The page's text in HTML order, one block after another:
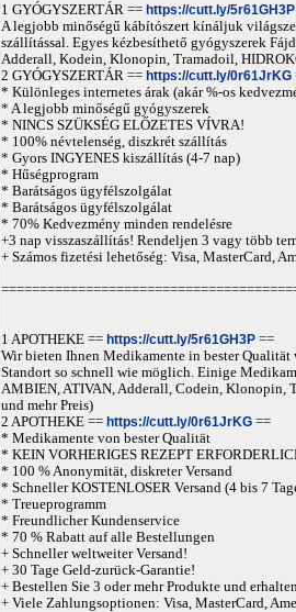
1 GYÓGYSZERTÁR == https://cutt.ly/5r61GH3P
A legjobb minőségű kábítószert kínáljuk
szállítással. Egyes kézbesíthető gyógyszerek
Adderall, Kodein, Klonopin, Tramadoil,
2 GYÓGYSZERTÁR == https://cutt.ly/0r61JrKG
* Különleges internetes árak (akár %-os
* A legjobb minőségű gyógyszerek
* NINCS SZÜKSÉG ELŐZETES VÍVRA!
* 100% névtelenség, diszkrét szállítás
* Gyors INGYENES kiszállítás (4-7 nap)
* Hűségprogram
* Barátságos ügyfélszolgálat
* Barátságos ügyfélszolgálat
* 70% Kedvezmény minden rendelésre
+3 nap visszaszállítás! Rendeljen 3 vagy több
+ Számos fizetési lehetőség: Visa, MasterCard,
1 APOTHEKE == https://cutt.ly/5r61GH3P ==
Wir bieten Ihnen Medikamente in bester
Standort so schnell wie möglich. Einige
AMBIEN, ATIVAN, Adderall, Codein, Klonopin,
und mehr Preis)
2 APOTHEKE == https://cutt.ly/0r61JrKG ==
* Medikamente von bester Qualität
* KEIN VORHERIGES REZEPT
* 100 % Anonymität, diskreter Versand
* Schneller KOSTENLOSER Versand (4 bis 7
* Treueprogramm
* Freundlicher Kundenservice
* 70 % Rabatt auf alle Bestellungen
+ Schneller weltweiter Versand!
+ 30 Tage Geld-zurück-Garantie!
+ Bestellen Sie 3 oder mehr Produkte und
+ Viele Zahlungsoptionen: Visa, MasterCard,